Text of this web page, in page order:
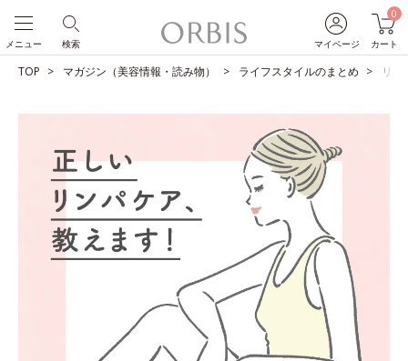
マイページ
0
カート
検索
メニュー
TOP マガジン（美容情報・読み物） ライフスタイルのまとめ リ